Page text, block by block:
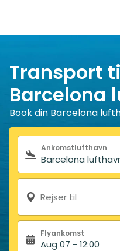
Transport
Barcelona
Book din Barcelona
Søgeformular
Ankomstlufthavn
Rejser til
Flyankomst
Aug 07 - 12:00